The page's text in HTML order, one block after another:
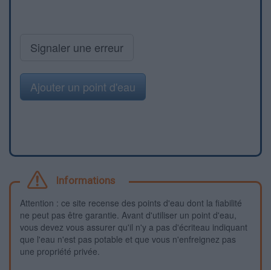
Signaler une erreur
Ajouter un point d'eau
Informations
Attention : ce site recense des points d'eau dont la fiabilité
ne peut pas être garantie. Avant d'utiliser un point d'eau,
vous devez vous assurer qu'il n'y a pas d'écriteau indiquant
que l'eau n'est pas potable et que vous n'enfreignez pas
une propriété privée.